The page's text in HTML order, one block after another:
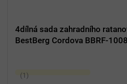
4dílná sada zahradního
BestBerg Cordova BBRF-
Průměrné